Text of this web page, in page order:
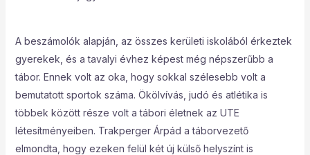
A beszámolók alapján, az összes kerületi iskolából érkeztek
gyerekek, és a tavalyi évhez képest még népszerűbb a
tábor. Ennek volt az oka, hogy sokkal szélesebb volt a
bemutatott sportok száma. Ökölvívás, judó és atlétika is
többek között része volt a tábori életnek az UTE
létesítményeiben. Trakperger Árpád a táborvezető
elmondta, hogy ezeken felül két új külső helyszínt is